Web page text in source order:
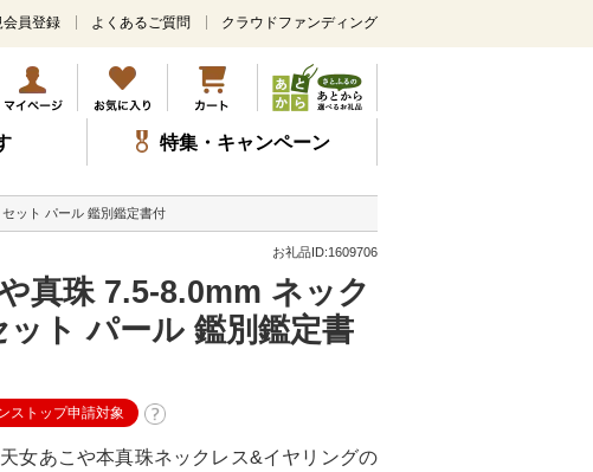
メ
ン
コ
ン
テ
ツ
に
ッ
会員登録 よくあるご質問 クラウドファンディング
特集・キャンペーン
ット パール 鑑別鑑定書付
お礼品ID:1609706
真珠 7.5-8.0mm ネック
ト パール 鑑別鑑定書
ストップ申請対象
女あこや本真珠ネックレス&イヤリングの